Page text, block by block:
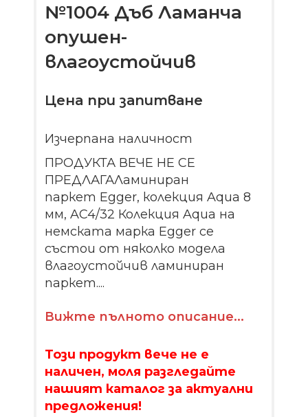
№1004 Дъб Ламанча
опушен-
влагоустойчив
Цена при запитване
Изчерпана наличност
ПРОДУКТА ВЕЧЕ НЕ СЕ
ПРЕДЛАГАЛаминиран
паркет Egger, колекция Aqua 8
мм, AC4/32 Колекция Aqua на
немската марка Egger се
състои от няколко модела
влагоустойчив ламиниран
паркет....
Вижте пълното описание...
Този продукт вече не е
наличен, моля разгледайте
нашият каталог за актуални
предложения!